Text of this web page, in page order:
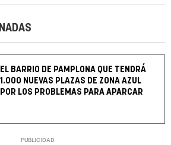
EL BARRIO DE PAMPLONA QUE TENDRÁ
1.000 NUEVAS PLAZAS DE ZONA AZUL
POR LOS PROBLEMAS PARA APARCAR